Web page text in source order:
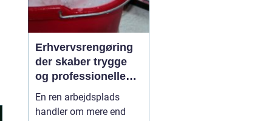
Erhvervsrengøring
der skaber trygge
og professionelle
rammer
En ren arbejdsplads
handler om mere end